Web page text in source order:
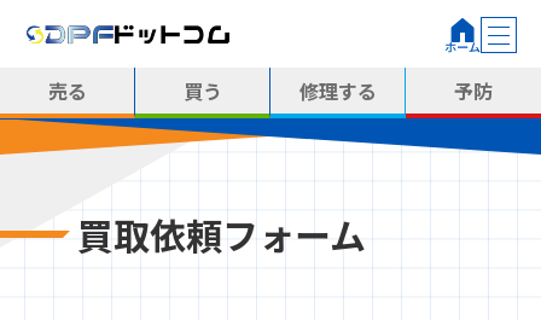
売る 買う 修理する 予防
買取依頼フォーム